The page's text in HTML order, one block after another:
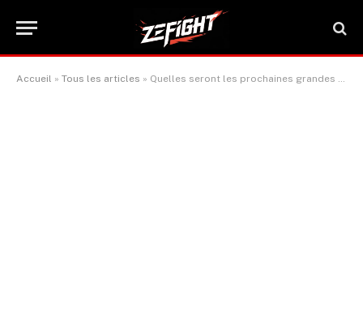
Accueil » Tous les articles » Quelles seront les prochaines grandes affiches après l’UFC Vegas 104 ?